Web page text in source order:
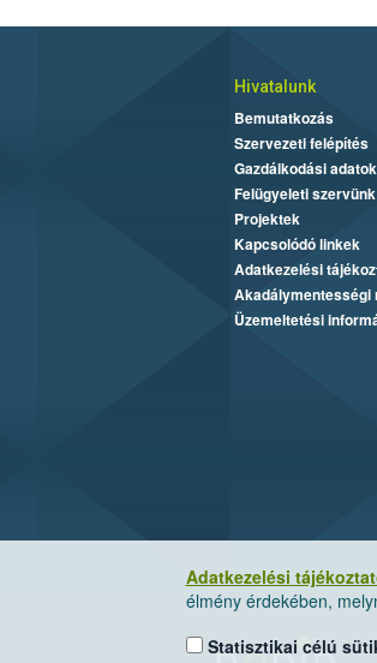
Adatkezelési
élmény érdekében,
Statisztikai célú
Hivatalunk
Bemutatkozás
Szervezeti felépítés
Gazdálkodási adatok
Felügyeleti szervünk
Projektek
Kapcsolódó linkek
Adatkezelési
Akadálymentességi
Üzemeltetési